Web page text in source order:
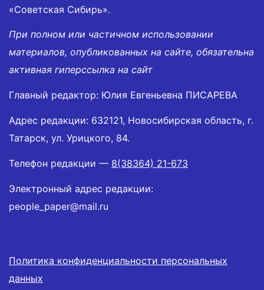
«Советская Сибирь».
При полном или частичном использовании
материалов, опубликованных на сайте, обязательна
активная гиперссылка на сайт
Главный редактор: Юлия Евгеньевна ПИСАРЕВА
Адрес редакции: 632121, Новосибирская область, г.
Татарск, ул. Урицкого, 84.
Телефон редакции — 8(38364) 21-673
Электронный адрес редакции:
people_paper@mail.ru
Политика конфиденциальности персональных
данных